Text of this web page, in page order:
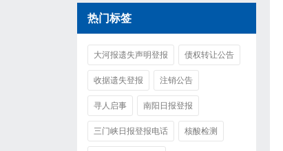
热门标签
大河报遗失声明登报 债权转让公告
收据遗失登报 注销公告
寻人启事 南阳日报登报
三门峡日报登报电话 核酸检测